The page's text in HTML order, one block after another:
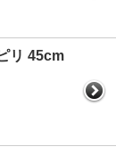
リ 45cm